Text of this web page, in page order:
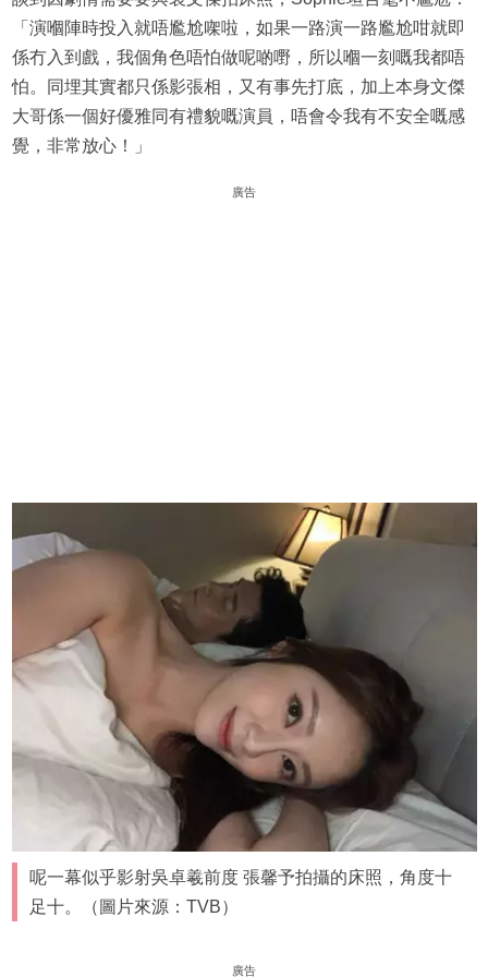
「演嗰陣時投入就唔尷尬㗎啦，如果一路演一路尷尬咁就即
係冇入到戲，我個角色唔怕做呢啲嘢，所以嗰一刻嘅我都唔
怕。同埋其實都只係影張相，又有事先打底，加上本身文傑
大哥係一個好優雅同有禮貌嘅演員，唔會令我有不安全嘅感
覺，非常放心！」
廣告
呢一幕似乎影射吳卓羲前度 張馨予拍攝的床照，角度十
足十。（圖片來源：TVB）
廣告